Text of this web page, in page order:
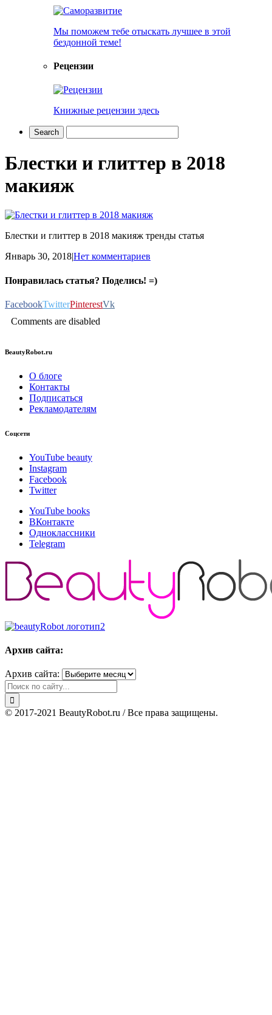
Мы поможем тебе отыскать лучшее в этой
бездонной теме!
Рецензии
Книжные рецензии здесь
Блестки и глиттер в 2018
макияж
Блестки и глиттер в 2018 макияж тренды статья
Январь 30, 2018|Нет комментариев
Понравилась статья? Поделись! =)
FacebookTwitterPinterestVk
Comments are disabled
BeautyRobot.ru
О блоге
Контакты
Подписаться
Рекламодателям
Соцсети
YouTube beauty
Instagram
Facebook
Twitter
YouTube books
ВКонтакте
Одноклассники
Telegram
Архив сайта:
Архив сайта:
© 2017-2021 BeautyRobot.ru / Все права защищены.